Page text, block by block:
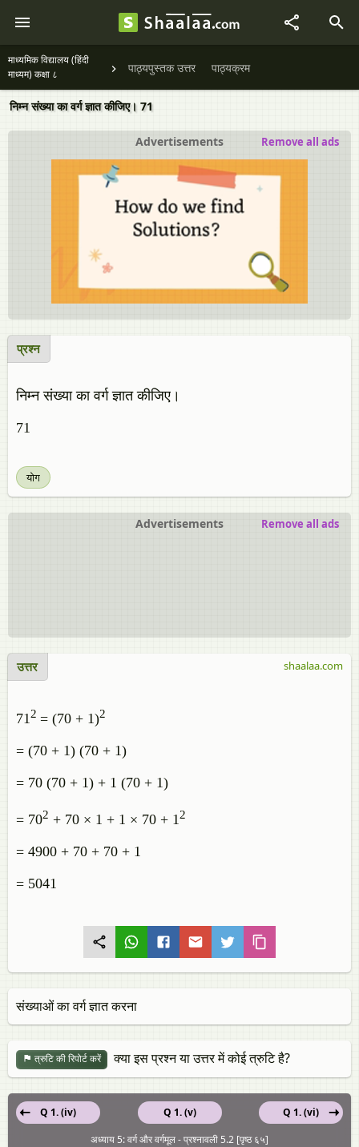
माध्यमिक विद्यालय (हिंदी
माध्यम) कक्षा ८
पाठ्यपुस्तक उत्तर पाठ्यक्रम
निम्न संख्या का वर्ग ज्ञात कीजिए। 71
Advertisements Remove all ads
प्रश्न
निम्न संख्या का वर्ग ज्ञात कीजिए।
71
योग
Advertisements Remove all ads
उत्तर
712 = (70 + 1)2
= (70 + 1) (70 + 1)
= 70 (70 + 1) + 1 (70 + 1)
= 702 + 70 × 1 + 1 × 70 + 12
= 4900 + 70 + 70 + 1
= 5041
shaalaa.com
संख्याओं का वर्ग ज्ञात करना
त्रुटि की रिपोर्ट करें क्या इस प्रश्न या उत्तर में कोई त्रुटि है?
Q 1. (v)
Q 1. (iv)
Q 1. (vi)
अध्याय 5: वर्ग और वर्गमूल - प्रश्नावली 5.2 [पृष्ठ ६५]